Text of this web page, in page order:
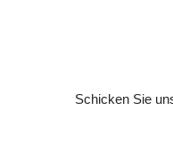
Schicken Sie